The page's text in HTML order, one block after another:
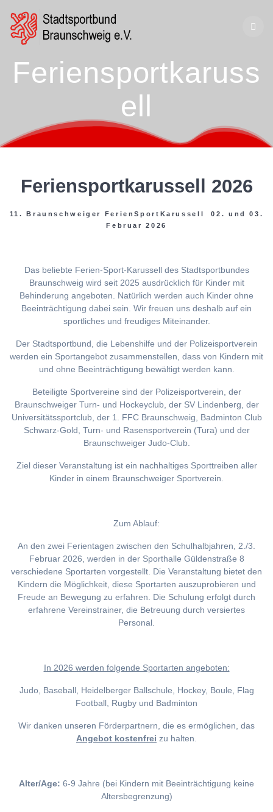
Feriensportkaruss
ell
Feriensportkarussell 2026
11. Braunschweiger FerienSportKarussell 02. und 03.
Februar 2026
Das beliebte Ferien-Sport-Karussell des Stadtsportbundes
Braunschweig wird seit 2025 ausdrücklich für Kinder mit
Behinderung angeboten. Natürlich werden auch Kinder ohne
Beeinträchtigung dabei sein. Wir freuen uns deshalb auf ein
sportliches und freudiges Miteinander.
Der Stadtsportbund, die Lebenshilfe und der Polizeisportverein
werden ein Sportangebot zusammenstellen, dass von Kindern mit
und ohne Beeinträchtigung bewältigt werden kann.
Beteiligte Sportvereine sind der Polizeisportverein, der
Braunschweiger Turn- und Hockeyclub, der SV Lindenberg, der
Universitätssportclub, der 1. FFC Braunschweig, Badminton Club
Schwarz-Gold, Turn- und Rasensportverein (Tura) und der
Braunschweiger Judo-Club.
Ziel dieser Veranstaltung ist ein nachhaltiges Sporttreiben aller
Kinder in einem Braunschweiger Sportverein.
Zum Ablauf:
An den zwei Ferientagen zwischen den Schulhalbjahren, 2./3.
Februar 2026, werden in der Sporthalle Güldenstraße 8
verschiedene Sportarten vorgestellt. Die Veranstaltung bietet den
Kindern die Möglichkeit, diese Sportarten auszuprobieren und
Freude an Bewegung zu erfahren. Die Schulung erfolgt durch
erfahrene Vereinstrainer, die Betreuung durch versiertes
Personal.
In 2026 werden folgende Sportarten angeboten:
Judo, Baseball, Heidelberger Ballschule, Hockey, Boule, Flag
Football, Rugby und Badminton
Wir danken unseren Förderpartnern, die es ermöglichen, das
Angebot kostenfrei zu halten.
Alter/Age: 6-9 Jahre (bei Kindern mit Beeinträchtigung keine
Altersbegrenzung)